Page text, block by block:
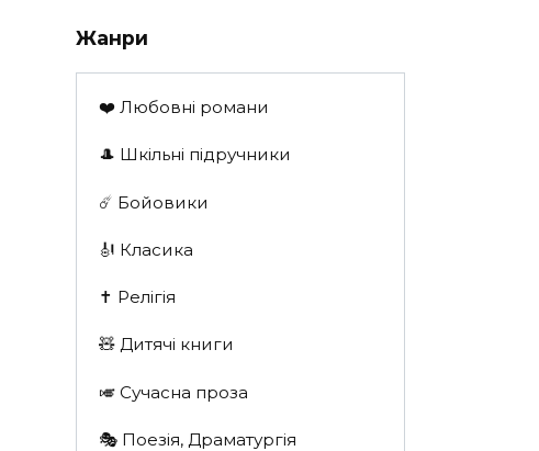
Жанри
❤️ Любовні романи
🎩 Шкільні підручники
☄️ Бойовики
🎻 Класика
✝️ Релігія
🧸 Дитячі книги
🎺 Сучасна проза
🎭 Поезія, Драматургія